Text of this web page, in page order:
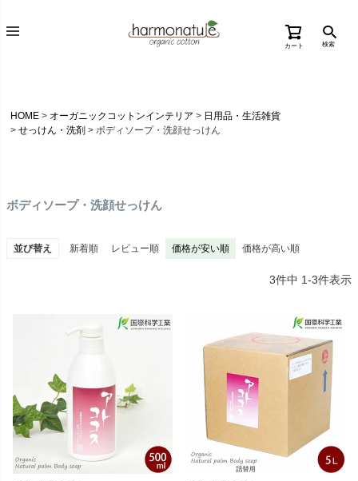
カート 検索
HOME オーガニックコットンインテリア
日用品・生活雑貨
せっけん・洗剤
ボディソープ・洗顔せっけん
ボディソープ・洗顔せっけん
並び替え 新着順 レビュー順 価格が安い順 価格が高い順
3件中 1-3件表示